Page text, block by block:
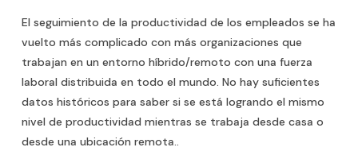
El seguimiento de la productividad de los empleados se ha
vuelto más complicado con más organizaciones que
trabajan en un entorno híbrido/remoto con una fuerza
laboral distribuida en todo el mundo. No hay suficientes
datos históricos para saber si se está logrando el mismo
nivel de productividad mientras se trabaja desde casa o
desde una ubicación remota..